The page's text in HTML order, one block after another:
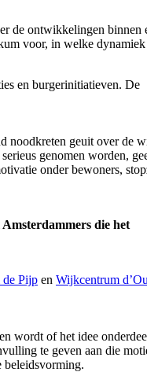
de ontwikkelingen binnen
voor, in welke
en burgerinitiatieven. De
noodkreten geuit over de
genomen worden,
onder bewoners,
die het
Pijp en Wijkcentrum
wordt of het idee
te geven aan die
beleidsvorming.